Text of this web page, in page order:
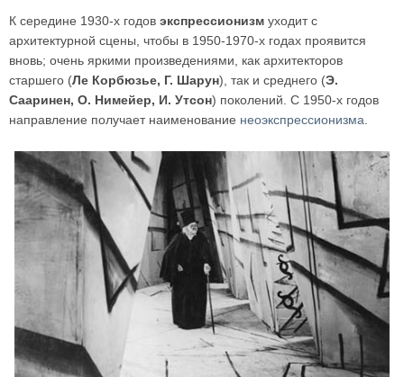
К середине 1930-х годов экспрессионизм уходит с
архитектурной сцены, чтобы в 1950-1970-х годах проявится
вновь; очень яркими произведениями, как архитекторов
старшего (Ле Корбюзье, Г. Шарун), так и среднего (Э.
Сааринен, О. Нимейер, И. Утсон) поколений. С 1950-х годов
направление получает наименование неоэкспрессионизма